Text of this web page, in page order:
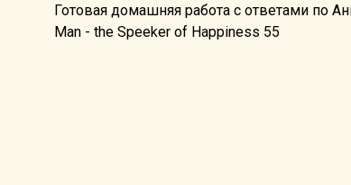
Готовая домашняя работа с ответами по
Man - the Speeker of Happiness 55